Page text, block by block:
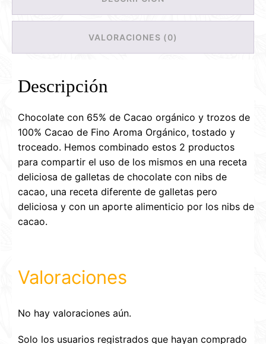
VALORACIONES (0)
Descripción
Chocolate con 65% de Cacao orgánico y trozos de
100% Cacao de Fino Aroma Orgánico, tostado y
troceado. Hemos combinado estos 2 productos
para compartir el uso de los mismos en una receta
deliciosa de galletas de chocolate con nibs de
cacao, una receta diferente de galletas pero
deliciosa y con un aporte alimenticio por los nibs de
cacao.
Valoraciones
No hay valoraciones aún.
Solo los usuarios registrados que hayan comprado